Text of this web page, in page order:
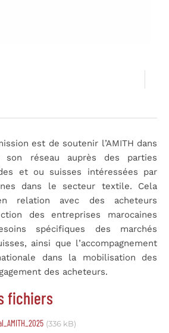
est de soutenir l’AMITH dans
son réseau auprès des parties
et ou suisses intéressées par
dans le secteur textile. Cela
relation avec des acheteurs
des entreprises marocaines
spécifiques des marchés
ainsi que l’accompagnement
dans la mobilisation des
des acheteurs.
fichiers
(336 kB)